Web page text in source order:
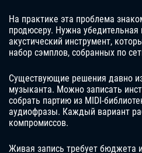
На практике эта проблема
продюсеру. Нужна убедительная
акустический инструмент,
набор сэмплов, собранных по
Существующие решения давно
музыканта. Можно записать
собрать партию из MIDI-
аудиофразы. Каждый вариант
компромиссов.
Живая запись требует бюджета